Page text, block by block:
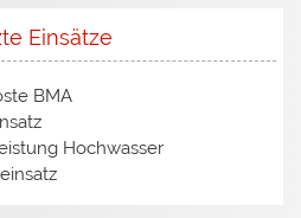
Einsätze
BMA
Hochwasser